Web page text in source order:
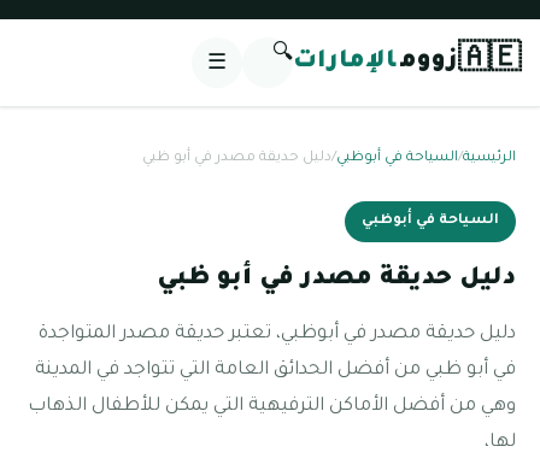
🇦🇪زوومالإمارات🔍
☰
الرئيسية/السياحة في أبوظبي/دليل حديقة مصدر في أبو ظبي
السياحة في أبوظبي
دليل حديقة مصدر في أبو ظبي
دليل حديقة مصدر في أبوظبي، تعتبر حديقة مصدر المتواجدة
في أبو ظبي من أفضل الحدائق العامة التي تتواجد في المدينة
وهي من أفضل الأماكن الترفيهية التي يمكن للأطفال الذهاب
لها،